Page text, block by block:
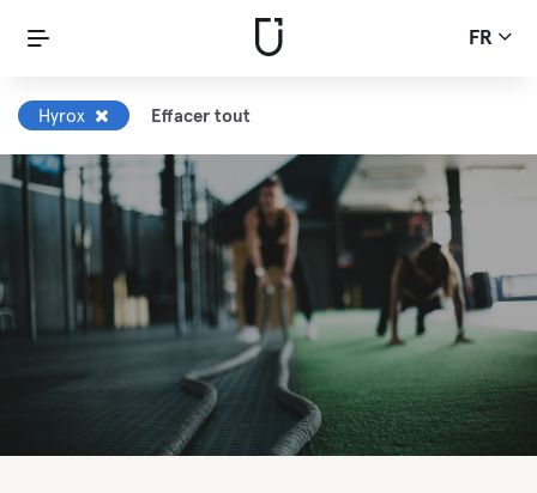
FR
Hyrox Effacer tout